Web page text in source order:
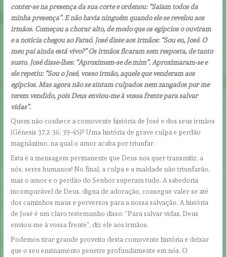
conter-se na presença da sua corte e ordenou: “Saiam todos da
minha presença”. E não havia ninguém quando ele se revelou aos
irmãos. Começou a chorar alto, de modo que os egípcios o ouviram
e a notícia chegou ao Faraó. José disse aos irmãos: “Sou eu, José. O
meu pai ainda está vivo?” Os irmãos ficaram sem resposta, de tanto
susto. José disse-lhes: “Aproximem-se de mim”. Aproximaram-se e
ele repetiu: “Sou o José, vosso irmão, aquele que venderam aos
egípcios. Mas agora não se sintam culpados nem zangados por me
terem vendido, pois Deus enviou-me à vossa frente para salvar
vidas”.
Quem não conhece a comovente história de José e dos seus irmãos
(Génesis 37,2-36; 39-45)? Uma história de grave culpa e perdão
magnânimo, na qual o amor acaba por triunfar.
Esta é a mensagem permanente que Deus nos quer transmitir, a
nós, seres humanos! No final, a culpa e a maldade não triunfarão,
mas o amor e o perdão do Senhor superam tudo. A sabedoria
incomparável de Deus, digna de adoração, consegue valer-se até
dos caminhos maus e perversos para a nossa salvação. A história
de José é um claro testemunho disso: “Para salvar vidas, Deus
enviou-me à vossa frente”, diz ele aos irmãos.
Podemos tirar grande proveito desta comovente história e deixar
que o seu ensinamento penetre profundamente em nós. O